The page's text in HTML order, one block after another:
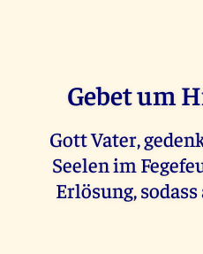
Gebet um
Gott Vater,
Seelen im
Erlösung,